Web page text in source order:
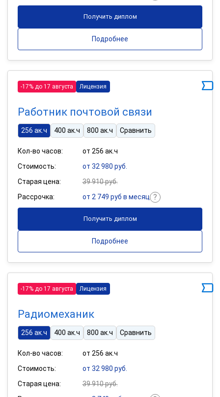
Получить диплом
Подробнее
-17% до 17 августа Лицензия
Работник почтовой связи
256 ак.ч 400 ак.ч 800 ак.ч Сравнить
Кол-во часов:
от 256 ак.ч
Стоимость:
от 32 980 руб.
Старая цена:
39 910 руб.
Рассрочка:
от 2 749 руб в месяц
Получить диплом
Подробнее
-17% до 17 августа Лицензия
Радиомеханик
256 ак.ч 400 ак.ч 800 ак.ч Сравнить
Кол-во часов:
от 256 ак.ч
Стоимость:
от 32 980 руб.
Старая цена:
39 910 руб.